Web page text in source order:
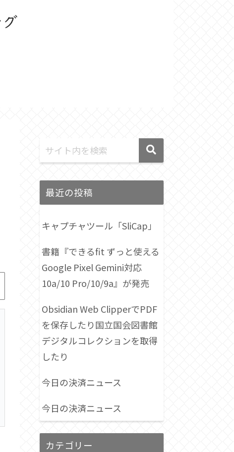
最近の投稿
キャプチャツール「SliCap」
書籍『できるfit ずっと使える
Google Pixel Gemini対応
10a/10 Pro/10/9a』が発売
Obsidian Web ClipperでPDF
を保存したり国立国会図書館
デジタルコレクションを取得
したり
今日の決済ニュース
今日の決済ニュース
カテゴリー